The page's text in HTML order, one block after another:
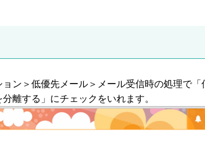
ン＞低優先メール＞メール受信時の処理で「
離する」にチェックをいれます。